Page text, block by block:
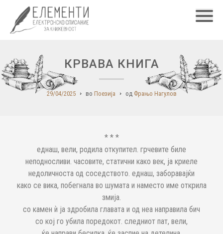
КРВАВА КНИГА
29/04/2025 во Поезија од Фрањо Нагулов
* * *
еднаш, вели, родила откупител. грчевите биле
неподносливи. часовите, статични како век, ја криеле
недоличноста од соседството. еднаш, заборавајќи
како се вика, побегнала во шумата и наместо име открила
змија.
со камен ѝ ја здробила главата и од неа направила бич
со кој го убила поредокот. следниот пат, вели,